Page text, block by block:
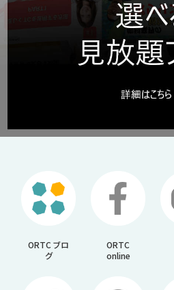
ORTC ブロ
グ
ORTC
online